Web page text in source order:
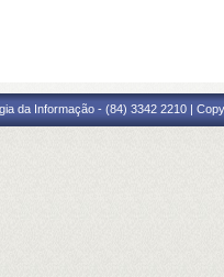
da Informação - (84) 3342 2210 |